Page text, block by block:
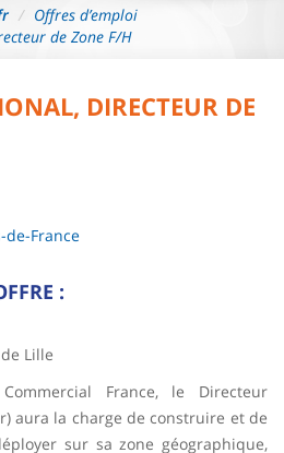
Offres d’emploi
de Zone F/H
DIRECTEUR DE
de-France
:
Lille
France, le Directeur
aura la charge de construire et de
sur sa zone géographique,